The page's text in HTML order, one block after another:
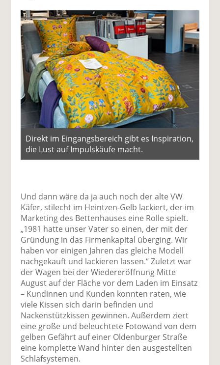
Direkt im Eingangsbereich gibt es Inspiration,
die Lust auf Impulskäufe macht.
Und dann wäre da ja auch noch der alte VW
Käfer, stilecht im Heintzen-Gelb lackiert, der im
Marketing des Bettenhauses eine Rolle spielt.
„1981 hatte unser Vater so einen, der mit der
Gründung in das Firmenkapital überging. Wir
haben vor einigen Jahren das gleiche Modell
nachgekauft und lackieren lassen.“ Zuletzt war
der Wagen bei der Wiedereröffnung Mitte
August auf der Fläche vor dem Laden im Einsatz
– Kundinnen und Kunden konnten raten, wie
viele Kissen sich darin befinden und
Nackenstützkissen gewinnen. Außerdem ziert
eine große und beleuchtete Fotowand von dem
gelben Gefährt auf einer Oldenburger Straße
eine komplette Wand hinter den ausgestellten
Schlafsystemen.